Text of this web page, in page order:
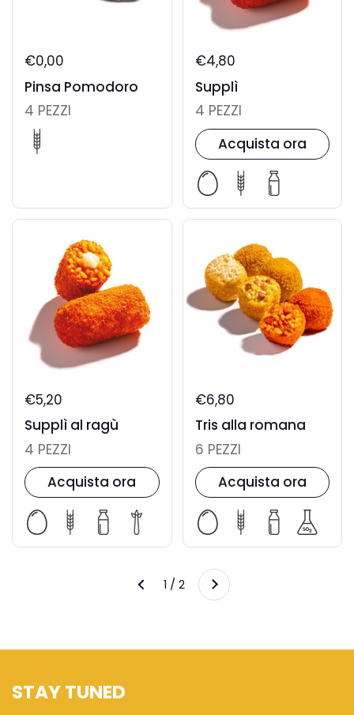
€0,00
Pinsa Pomodoro
4 PEZZI
€4,80
Supplì
4 PEZZI
Acquista ora
€5,20
Supplì al ragù
4 PEZZI
Acquista ora
€6,80
Tris alla romana
6 PEZZI
Acquista ora
1 / 2 Successivo
STAY TUNED